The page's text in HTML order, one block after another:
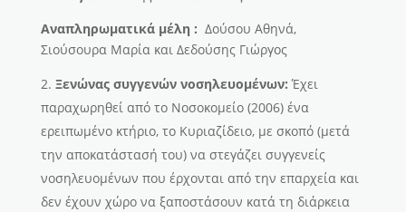
Αναπληρωματικά μέλη : Δούσου Αθηνά,
Σιούσουρα Μαρία και Δεδούσης Γιώργος
Ξενώνας συγγενών νοσηλευομένων: Έχει
παραχωρηθεί από το Νοσοκομείο (2006) ένα
ερειπωμένο κτήριο, το Κυριαζίδειο, με σκοπό (μετά
την αποκατάστασή του) να στεγάζει συγγενείς
νοσηλευομένων που έρχονται από την επαρχεία και
δεν έχουν χώρο να ξαποστάσουν κατά τη διάρκεια